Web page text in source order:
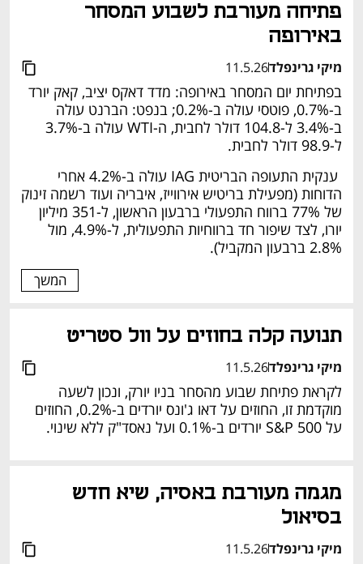
באירופה
מיקי גרינפלד11.5.26
בפתיחת יום המסחר באירופה: מדד דאקס יציב, קאק יורד
ב-3.4% ל-104.8 דולר לחבית, ה-WTI עולה ב-3.7%
ל-98.9 דולר לחבית.
של 77% ברווח התפעולי ברבעון הראשון, ל-351 מיליון
יורו, לצד שיפור חד ברווחיות התפעולית, ל-4.9%, מול
2.8% ברבעון המקביל).
המשך
תנועה קלה בחוזים על וול סטריט
מיקי גרינפלד11.5.26
על S&P 500 יורדים ב-0.1% ועל נאסד"ק ללא שינוי.
בסיאול
מיקי גרינפלד11.5.26